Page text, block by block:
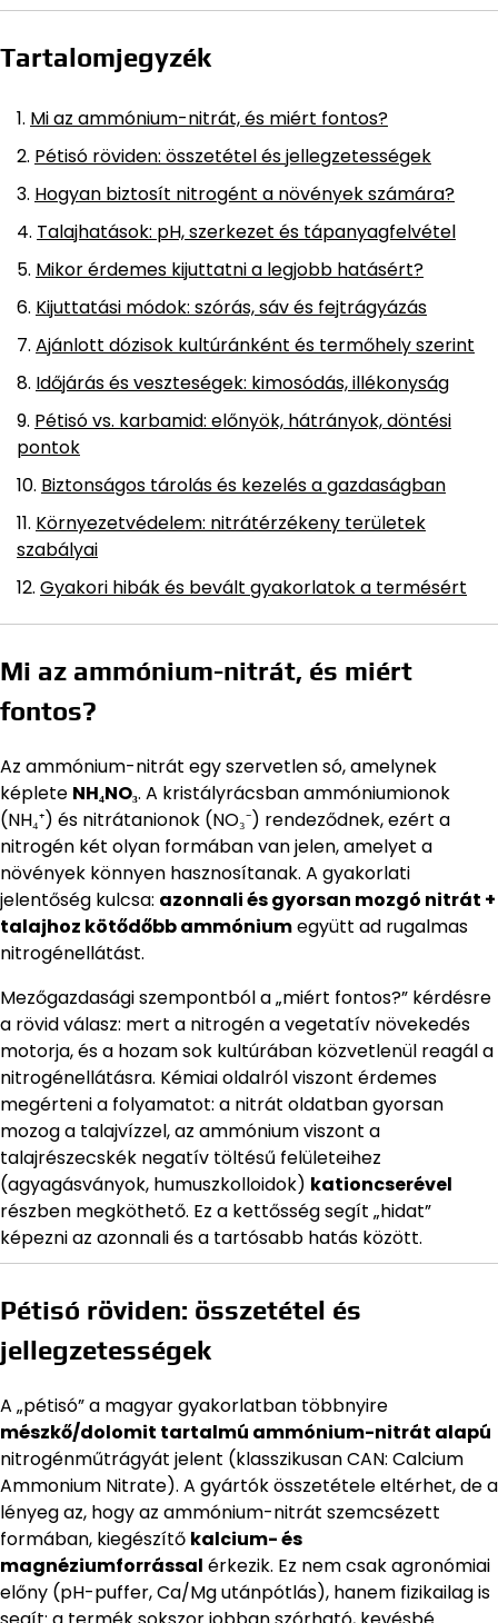
Tartalomjegyzék
Mi az ammónium-nitrát, és miért fontos?
Pétisó röviden: összetétel és jellegzetességek
Hogyan biztosít nitrogént a növények számára?
Talajhatások: pH, szerkezet és tápanyagfelvétel
Mikor érdemes kijuttatni a legjobb hatásért?
Kijuttatási módok: szórás, sáv és fejtrágyázás
Ajánlott dózisok kultúránként és termőhely szerint
Időjárás és veszteségek: kimosódás, illékonyság
Pétisó vs. karbamid: előnyök, hátrányok, döntési
pontok
Biztonságos tárolás és kezelés a gazdaságban
Környezetvédelem: nitrátérzékeny területek
szabályai
Gyakori hibák és bevált gyakorlatok a termésért
Mi az ammónium-nitrát, és miért
fontos?
Az ammónium-nitrát egy szervetlen só, amelynek
képlete NH₄NO₃. A kristályrácsban ammóniumionok
(NH₄⁺) és nitrátanionok (NO₃⁻) rendeződnek, ezért a
nitrogén két olyan formában van jelen, amelyet a
növények könnyen hasznosítanak. A gyakorlati
jelentőség kulcsa: azonnali és gyorsan mozgó nitrát +
talajhoz kötődőbb ammóniumegyütt ad rugalmas
nitrogénellátást.
Mezőgazdasági szempontból a „miért fontos?” kérdésre
a rövid válasz: mert a nitrogén a vegetatív növekedés
motorja, és a hozam sok kultúrában közvetlenül reagál a
nitrogénellátásra. Kémiai oldalról viszont érdemes
megérteni a folyamatot: a nitrát oldatban gyorsan
mozog a talajvízzel, az ammónium viszont a
talajrészecskék negatív töltésű felületeihez
(agyagásványok, humuszkolloidok) kationcserével
részben megköthető. Ez a kettősség segít „hidat”
képezni az azonnali és a tartósabb hatás között.
Pétisó röviden: összetétel és
jellegzetességek
A „pétisó” a magyar gyakorlatban többnyire
mészkő/dolomit tartalmú ammónium-nitrát alapú
nitrogénműtrágyát jelent (klasszikusan CAN: Calcium
Ammonium Nitrate). A gyártók összetétele eltérhet, de a
lényeg az, hogy az ammónium-nitrát szemcsézett
formában, kiegészítő kalcium- és
magnéziumforrással érkezik. Ez nem csak agronómiai
előny (pH-puffer, Ca/Mg utánpótlás), hanem fizikailag is